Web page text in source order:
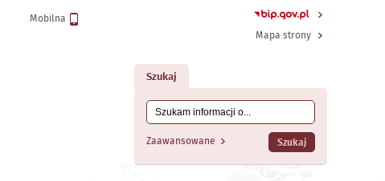
Wersja
Mobilna
Mapa strony
Szukaj
Wyszukiwanie
Zaawansowane